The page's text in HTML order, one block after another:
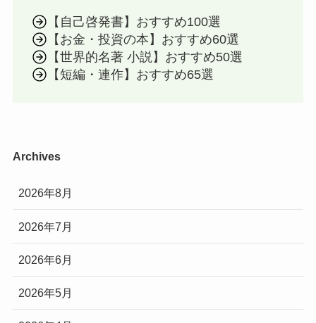
【自己啓発書】おすすめ100選
【お金・投資の本】おすすめ60選
【世界的名著 小説】おすすめ50選
【短編・連作】おすすめ65選
Archives
2026年8月
2026年7月
2026年6月
2026年5月